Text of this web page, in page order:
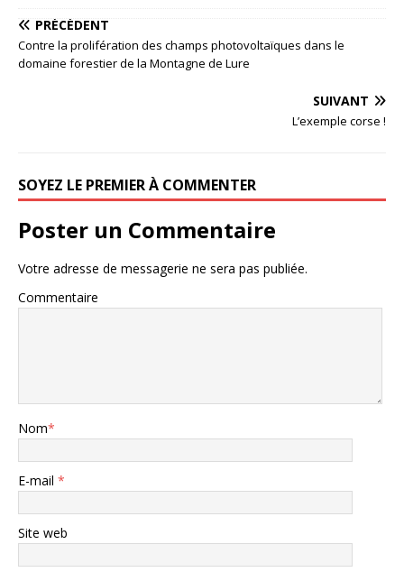
PRÉCÉDENT
Contre la prolifération des champs photovoltaïques dans le
domaine forestier de la Montagne de Lure
SUIVANT
L’exemple corse !
SOYEZ LE PREMIER À COMMENTER
Poster un Commentaire
Votre adresse de messagerie ne sera pas publiée.
Commentaire
Nom*
E-mail *
Site web